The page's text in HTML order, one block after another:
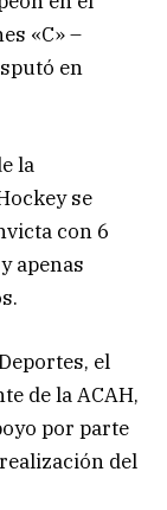
«C» –
en
la
se
con 6
apenas
el
de la ACAH,
por parte
del